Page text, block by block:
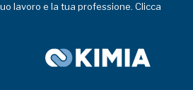
lavoro e la tua professione. Clicca